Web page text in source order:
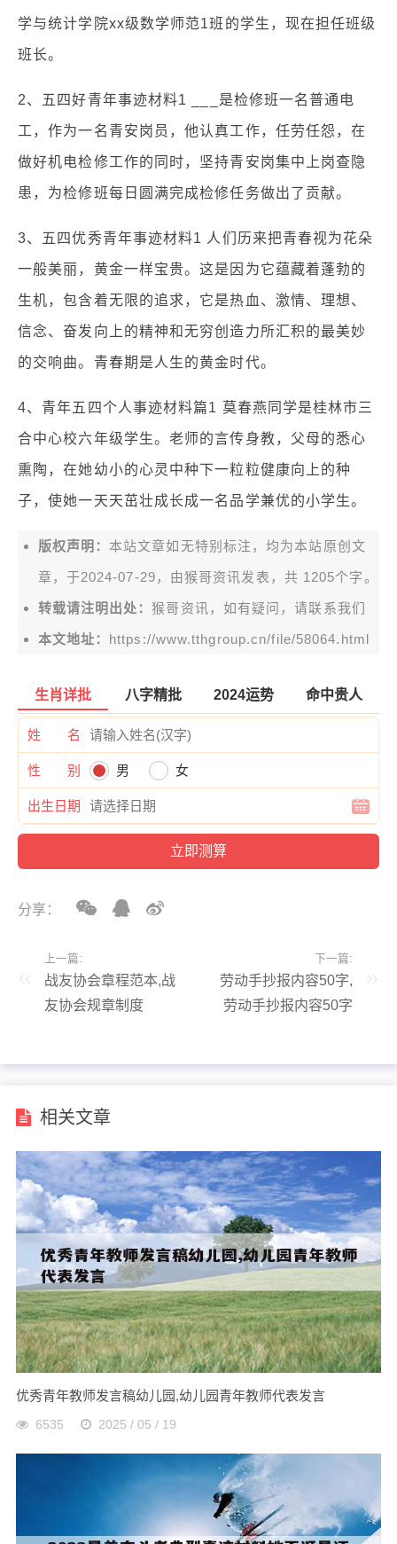
学与统计学院xx级数学师范1班的学生，现在担任班级
班长。
2、五四好青年事迹材料1 ___是检修班一名普通电
工，作为一名青安岗员，他认真工作，任劳任怨，在
做好机电检修工作的同时，坚持青安岗集中上岗查隐
患，为检修班每日圆满完成检修任务做出了贡献。
3、五四优秀青年事迹材料1 人们历来把青春视为花朵
一般美丽，黄金一样宝贵。这是因为它蕴藏着蓬勃的
生机，包含着无限的追求，它是热血、激情、理想、
信念、奋发向上的精神和无穷创造力所汇积的最美妙
的交响曲。青春期是人生的黄金时代。
4、青年五四个人事迹材料篇1 莫春燕同学是桂林市三
合中心校六年级学生。老师的言传身教，父母的悉心
熏陶，在她幼小的心灵中种下一粒粒健康向上的种
子，使她一天天茁壮成长成一名品学兼优的小学生。
版权声明： 本站文章如无特别标注，均为本站原创文
章，于2024-07-29，由猴哥资讯 发表，共 1205个字。
转载请注明出处：猴哥资讯，如有疑问，请联系我们
本文地址： https://www.tthgroup.cn/file/58064.html
生肖详批 八字精批 2024运势 命中贵人
姓 名
性 别 男 女
出生日期
分享：
上一篇:
战友协会章程范本,战
友协会规章制度
下一篇:
劳动手抄报内容50字,
劳动手抄报内容50字
相关文章
优秀青年教师发言稿幼儿园,幼儿园青年教师代表发言
6535 2025 / 05 / 19